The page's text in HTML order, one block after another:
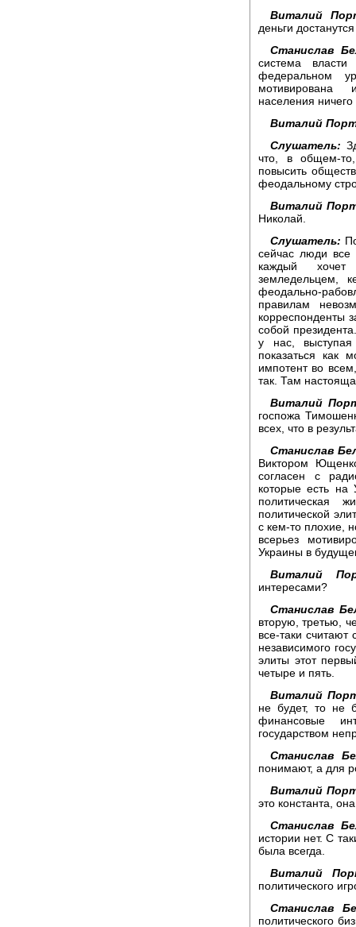
Виталий
деньги
Станислав
система
федеральном
мотивирована
населения
Виталий
Слушатель:
что, в общем-
повысить
феодальному
Виталий
Николай.
Слушатель:
сейчас люди все
каждый хочет
земледельцем,
феодально-
правилам
корреспонденты
собой
у нас,
показаться как
импотент во
так. Там
Виталий
госпожа
всех, что в
Станислав
Виктором
согласен с
которые есть на
политическая
политической
с кем-то плохие,
всерьез
Украины в
Виталий
интересами?
Станислав
вторую, третью,
все-таки считают
независимого
элиты этот
четыре и пять.
Виталий
не будет, то не
финансовые
государством
Станислав
понимают, а для
Виталий
это константа,
Станислав
истории нет. С
была всегда.
Виталий
политического
Станислав
политического